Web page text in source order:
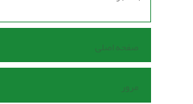
صفحه اصلی
مرور